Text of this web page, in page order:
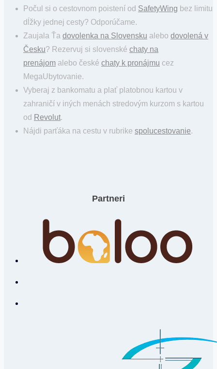
Počul si o cestovnom poistení od SafetyWing bez limitu
dĺžky jednej cesty? Odporúčame.
Zaujala Ťa dovolenka na Slovensku alebo dovolená v
Česku? Rezervuj si slovenské chaty na
prenájom alebo české chaty k pronájmu cez
MegaUbytovanie.
Vyberaj z bankomatu a plať platobnou kartou v
zahraničí v iných menách stredovým kurzom s kartou
od Revolut.
Nájdi parťáka na cestu v rubrike spolucestovanie.
Partneri